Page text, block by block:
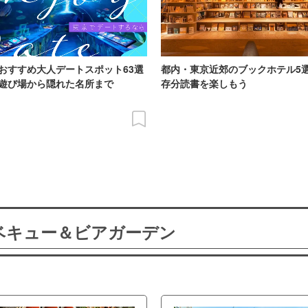
すすめ大人デートスポット63選
び場から隠れた名所まで
都内・東京近郊のブックホテル5
存分読書を楽しもう
ュー＆ビアガーデン